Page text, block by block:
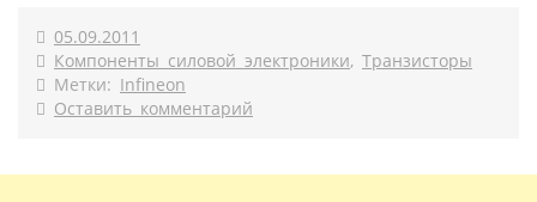
05.09.2011
Компоненты силовой электроники, Транзисторы
Метки: Infineon
Оставить комментарий